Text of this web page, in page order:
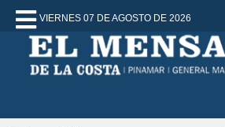
VIERNES 07 DE AGOSTO DE 2026